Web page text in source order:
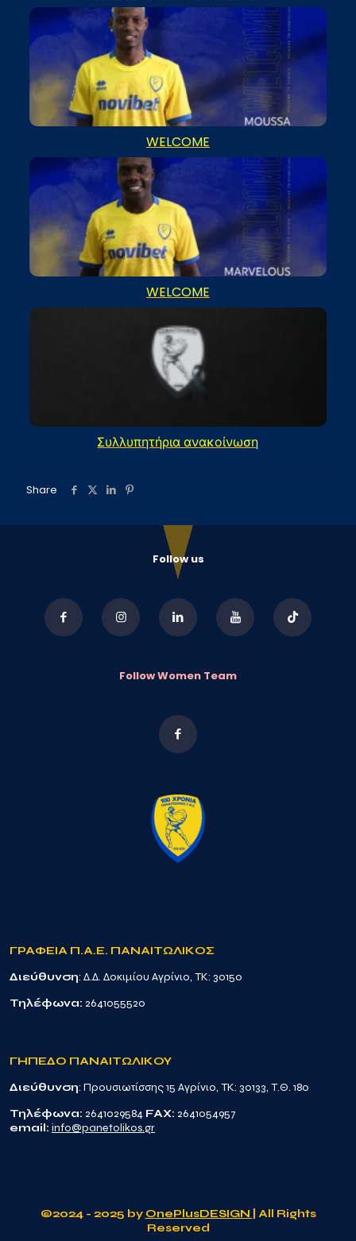
WELCOME
WELCOME
Συλλυπητήρια ανακοίνωση
Share
Follow us
Follow Women Team
ΓΡΑΦΕΙΑ Π.Α.Ε. ΠΑΝΑΙΤΩΛΙΚΟΣ
Διεύθυνση: Δ.Δ. Δοκιμίου Αγρίνιο, TK: 30150
Τηλέφωνα: 2641055520
ΓΗΠΕΔΟ ΠΑΝΑΙΤΩΛΙΚΟΥ
Διεύθυνση: Προυσιωτίσσης 15 Αγρίνιο, TK: 30133, Τ.Θ. 180
Τηλέφωνα: 2641029584 FAX: 2641054957
email: info@panetolikos.gr
©2024 - 2025 by OnePlusDESIGN
| All Rights
Reserved